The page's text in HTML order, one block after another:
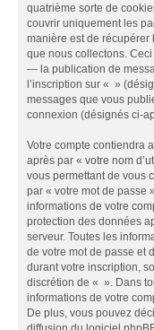
quatrième sorte de
couvrir uniquement les
manière est de récupérer
que nous collectons.
— la publication de
l’inscription sur « »
messages que vous
connexion (désignés ci-
Votre compte contiendra
après par « votre nom
vous permettant de vous
par « votre mot de passe
informations de votre
protection des données
serveur. Toutes les
de votre mot de passe et
durant votre inscription,
discrétion de « ». Dans
informations de votre
De plus, vous pouvez